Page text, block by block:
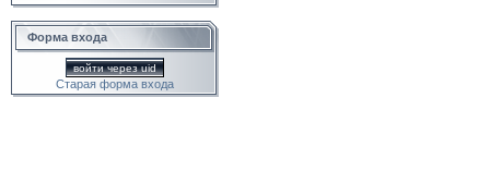
Форма входа
войти через uid
Старая форма входа